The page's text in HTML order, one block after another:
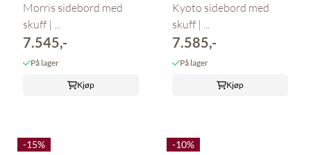
Morris sidebord med
skuff | ...
7.545,-
På lager
Kjøp
Kyoto sidebord med
skuff | ...
7.585,-
På lager
Kjøp
-15% -10%